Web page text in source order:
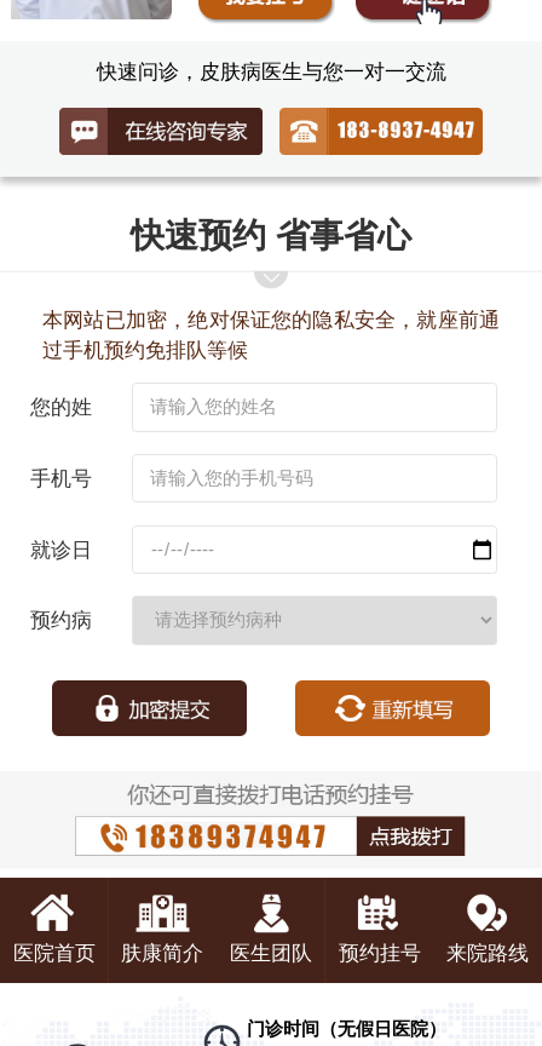
快速问诊，皮肤病医生与您一对一交流
快速预约 省事省心
本网站已加密，绝对保证您的隐私安全，就座前通
过手机预约免排队等候
您的姓
手机号
就诊日
预约病
医院首页 肤康简介 医生团队 预约挂号 来院路线
门诊时间（无假日医院）